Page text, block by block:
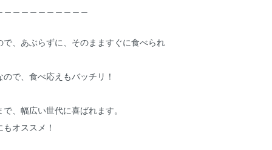
、あぶらずに、そのまますぐに食べられ
で、食べ応えもバッチリ！
、幅広い世代に喜ばれます。
もオススメ！